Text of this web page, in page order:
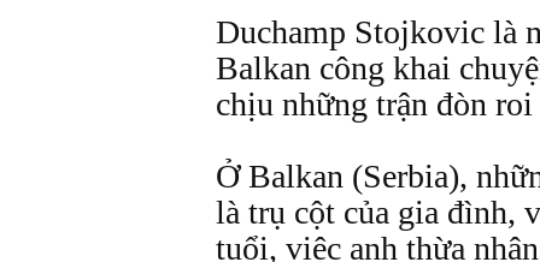
Duchamp Stojkovic là
Balkan công khai
chịu những trận đòn
Ở Balkan (Serbia),
là trụ cột của gia đình,
tuổi, việc anh thừa